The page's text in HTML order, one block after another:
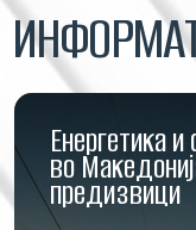
Енергетика и
во
предизвици